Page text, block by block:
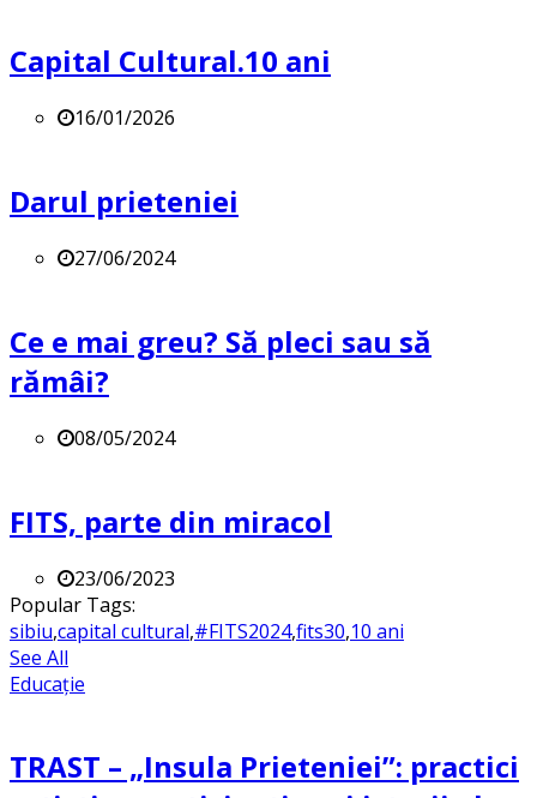
Capital Cultural.10 ani
16/01/2026
Darul prieteniei
27/06/2024
Ce e mai greu? Să pleci sau să
rămâi?
08/05/2024
FITS, parte din miracol
23/06/2023
Popular Tags:
sibiu,capital cultural,#FITS2024,fits30,10 ani
See All
Educație
TRAST – „Insula Prieteniei”: practici